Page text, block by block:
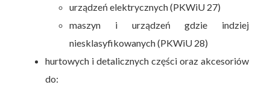
urządzeń elektrycznych (PKWiU 27)
maszyn i urządzeń gdzie indziej
niesklasyfikowanych (PKWiU 28)
hurtowych i detalicznych części oraz akcesoriów
do: